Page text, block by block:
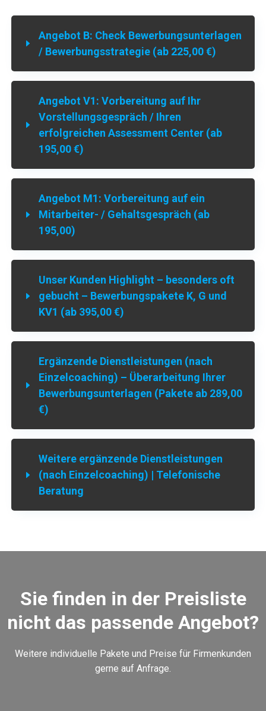
Angebot B: Check Bewerbungsunterlagen
/ Bewerbungsstrategie (ab 225,00 €)
Angebot V1: Vorbereitung auf Ihr
Vorstellungsgespräch / Ihren
erfolgreichen Assessment Center (ab
195,00 €)
Angebot M1: Vorbereitung auf ein
Mitarbeiter- / Gehaltsgespräch (ab
195,00)
Unser Kunden Highlight – besonders oft
gebucht – Bewerbungspakete K, G und
KV1 (ab 395,00 €)
Ergänzende Dienstleistungen (nach
Einzelcoaching) – Überarbeitung Ihrer
Bewerbungsunterlagen (Pakete ab 289,00
€)
Weitere ergänzende Dienstleistungen
(nach Einzelcoaching) | Telefonische
Beratung
Sie finden in der Preisliste
nicht das passende Angebot?
Weitere individuelle Pakete und Preise für Firmenkunden
gerne auf Anfrage.